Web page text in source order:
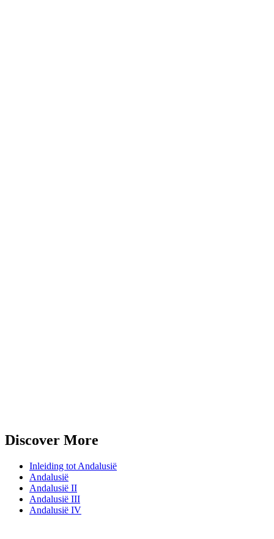
Discover More
Inleiding tot Andalusië
Andalusië
Andalusië II
Andalusië III
Andalusië IV